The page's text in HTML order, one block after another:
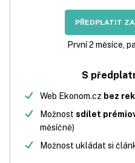
PŘEDPLATIT
První 2 měsíce,
S
Web Ekonom.cz bez
Možnost sdílet
měsíčně)
Možnost ukládat si